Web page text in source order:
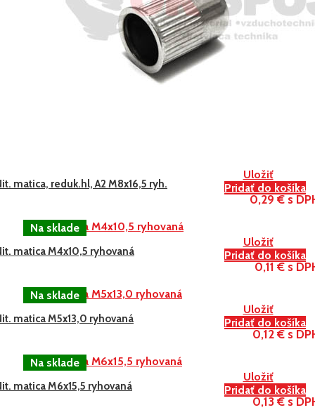
Uložiť
Pridať do košíka
matica, reduk.hl, A2 M8x16,5 ryh.
0,29 € s
Uložiť
Pridať do košíka
matica M4x10,5 ryhovaná
0,11 € s
Uložiť
Pridať do košíka
matica M5x13,0 ryhovaná
0,12 € s
Uložiť
Pridať do košíka
matica M6x15,5 ryhovaná
0,13 € s